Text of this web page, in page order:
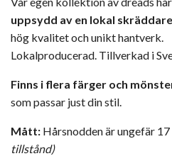
uppsydd av en lokal
hög kvalitet och unikt hantverk.
Lokalproducerad. Tillverkad i
Finns i flera färger och
som passar just din stil.
Mått: Hårsnodden är ungefär
tillstånd)